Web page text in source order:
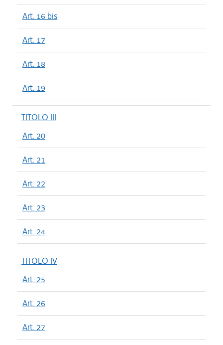
Art. 16 bis
Art. 17
Art. 18
Art. 19
TITOLO III
Art. 20
Art. 21
Art. 22
Art. 23
Art. 24
TITOLO IV
Art. 25
Art. 26
Art. 27